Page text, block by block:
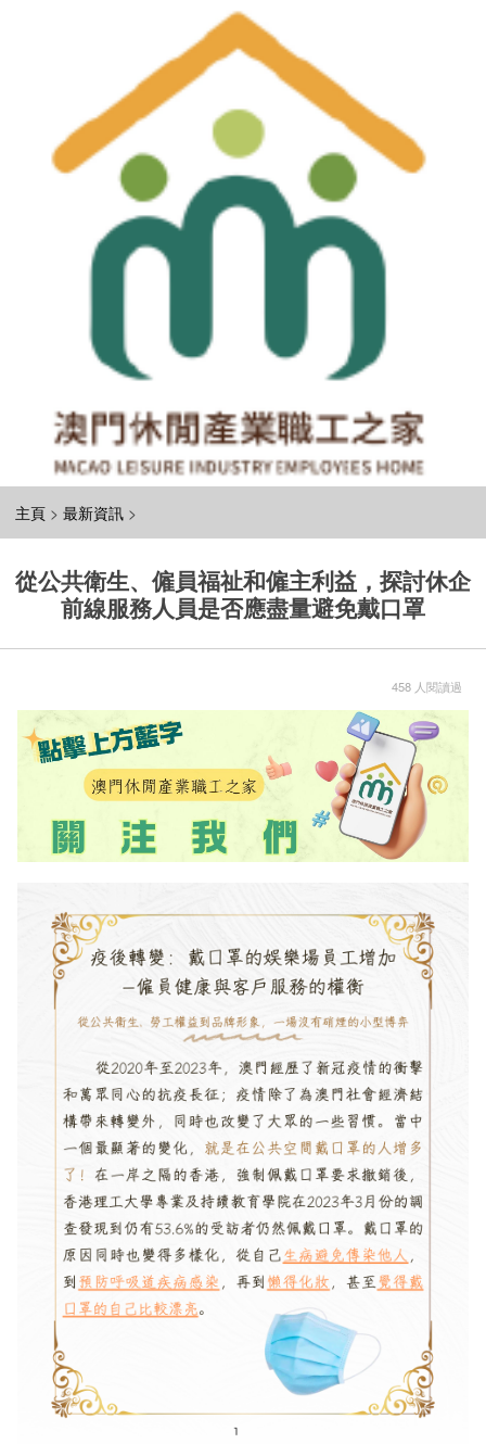
主頁 > 最新資訊 >
從公共衛生、僱員福祉和僱主利益，探討休企
前線服務人員是否應盡量避免戴口罩
458 人閱讀過